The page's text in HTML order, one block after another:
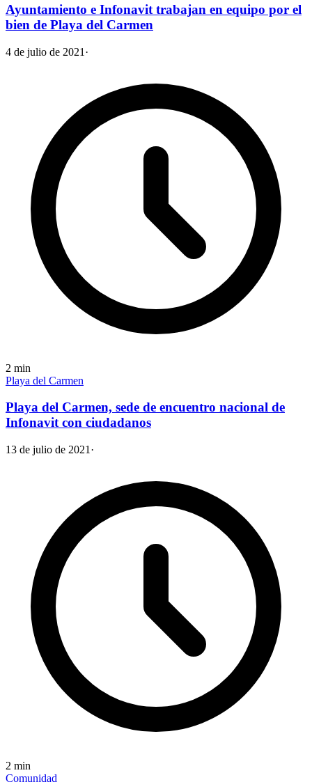
Ayuntamiento e Infonavit trabajan en equipo por el
bien de Playa del Carmen
4 de julio de 2021 ·
2 min
Playa del Carmen
Playa del Carmen, sede de encuentro nacional de
Infonavit con ciudadanos
13 de julio de 2021 ·
2 min
Comunidad